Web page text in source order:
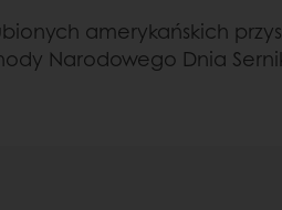
amerykańskich
Narodowego Dnia